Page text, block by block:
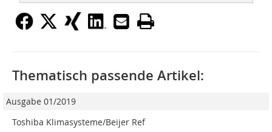
Thematisch passende Artikel:
Ausgabe 01/2019
Toshiba Klimasysteme/Beijer Ref